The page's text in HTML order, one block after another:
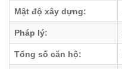
Mật độ xây dựng:
Pháp lý:
Tổng số căn hộ: